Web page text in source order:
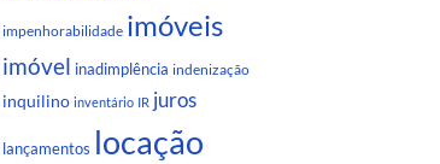
impenhorabilidade imóveis
imóvel inadimplência indenização
inquilino inventário IR juros
lançamentos locação